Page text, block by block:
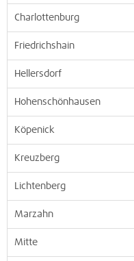
Charlottenburg
Friedrichshain
Hellersdorf
Hohenschönhausen
Köpenick
Kreuzberg
Lichtenberg
Marzahn
Mitte